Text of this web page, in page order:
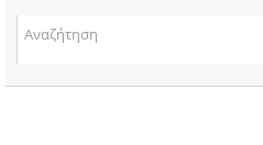
ΤΟΠΙΚΑ ΝΕΑ
της φωτιάς στο Καλό Χωριό